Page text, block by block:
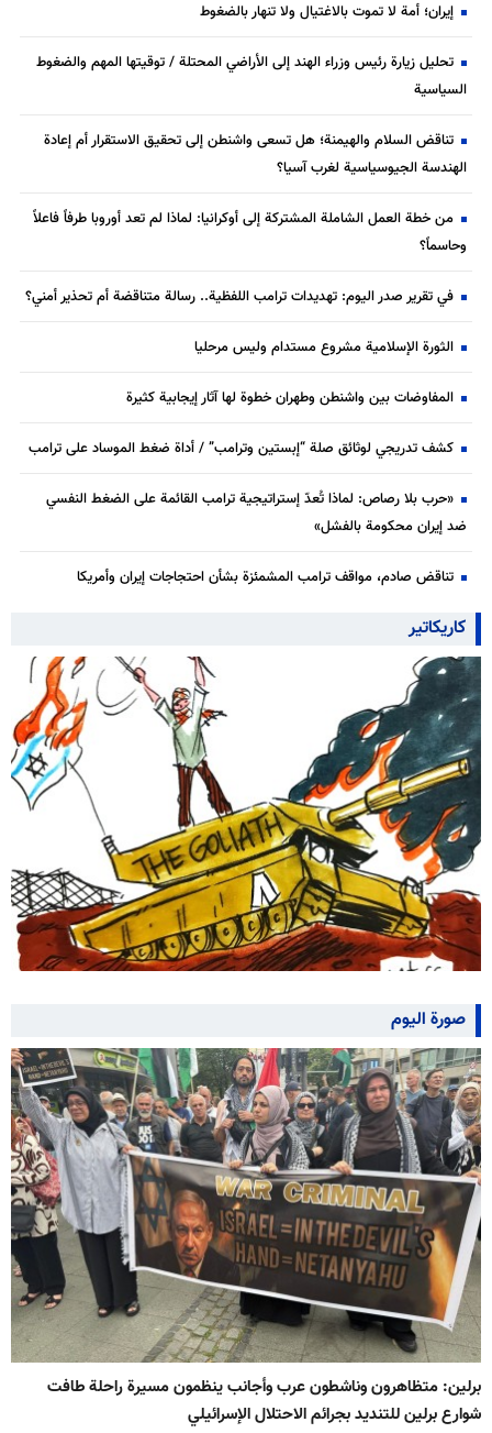
إيران؛ أمة لا تموت بالاغتيال ولا تنهار بالضغوط
تحليل زيارة رئيس وزراء الهند إلى الأراضي المحتلة / توقيتها المهم والضغوط
السياسية
تناقض السلام والهيمنة؛ هل تسعى واشنطن إلى تحقيق الاستقرار أم إعادة
الهندسة الجيوسياسية لغرب آسيا؟
من خطة العمل الشاملة المشتركة إلى أوكرانيا: لماذا لم تعد أوروبا طرفاً فاعلاً
وحاسماً؟
في تقرير صدر اليوم: تهديدات ترامب اللفظية.. رسالة متناقضة أم تحذير أمني؟
الثورة الإسلامية مشروع مستدام وليس مرحليا
المفاوضات بين واشنطن وطهران خطوة لها آثار إيجابية كثيرة
كشف تدريجي لوثائق صلة “إبستين وترامب” / أداة ضغط الموساد على ترامب
«حرب بلا رصاص: لماذا تُعدّ إستراتيجية ترامب القائمة على الضغط النفسي
ضد إيران محكومة بالفشل»
تناقض صادم، مواقف ترامب المشمئزة بشأن احتجاجات إيران وأمريكا
كاريكاتير
صورة اليوم
برلين: متظاهرون وناشطون عرب وأجانب ينظمون مسيرة راحلة طافت
شوارع برلين للتنديد بجرائم الاحتلال الإسرائيلي